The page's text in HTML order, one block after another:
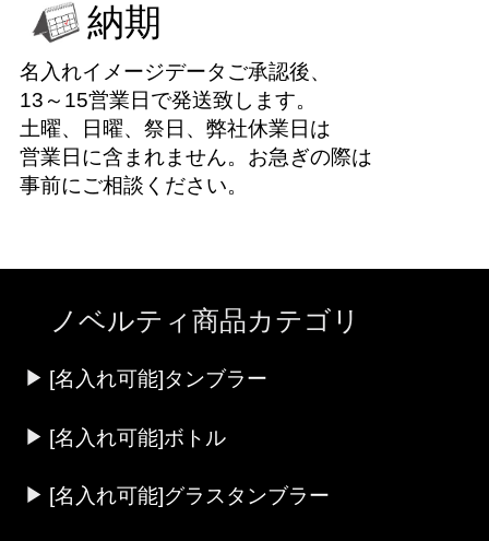
納期
名入れイメージデータご承認後、
13～15営業日で発送致します。
土曜、日曜、祭日、弊社休業日は
営業日に含まれません。お急ぎの際は
事前にご相談ください。
ノベルティ商品カテゴリ
[名入れ可能]タンブラー
[名入れ可能]ボトル
[名入れ可能]グラスタンブラー